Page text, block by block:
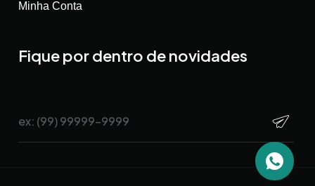
Minha Conta
Fique por dentro de novidades